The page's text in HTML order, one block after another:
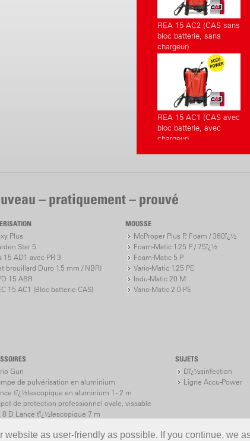
website as user-friendly as possible. If you continue, we
REA 15 AC2 (CAS sans
bloc batterie, sans
chargeur)
REA 15 AC1 (CAS avec
bloc batterie, avec
chargeur)
– pratiquement – prouvé
Plus
Star 5
15 AD1 avec PR 3
brouillard Duro 1.5 mm / NBR)
15 ABR
15 AC1 (Bloc batterie CAS)
MOUSSE
McProper Plus P, Foam / 360ï¿½
Foam-Matic 1.25 P / 75ï¿½
Foam-Matic 5 P
Vario-Matic 1.25 PE
Indu-Matic 20 M
Vario-Matic 2.0 PE
Gun
de pulvérisation en aluminium
tï¿½lescopique en aluminium 1 - 2 m
de protection professionnel ovale, vissable
8 D Lance tï¿½lescopique 7 m
SUJETS
Dï¿½sinfection
Ligne Accu-Power